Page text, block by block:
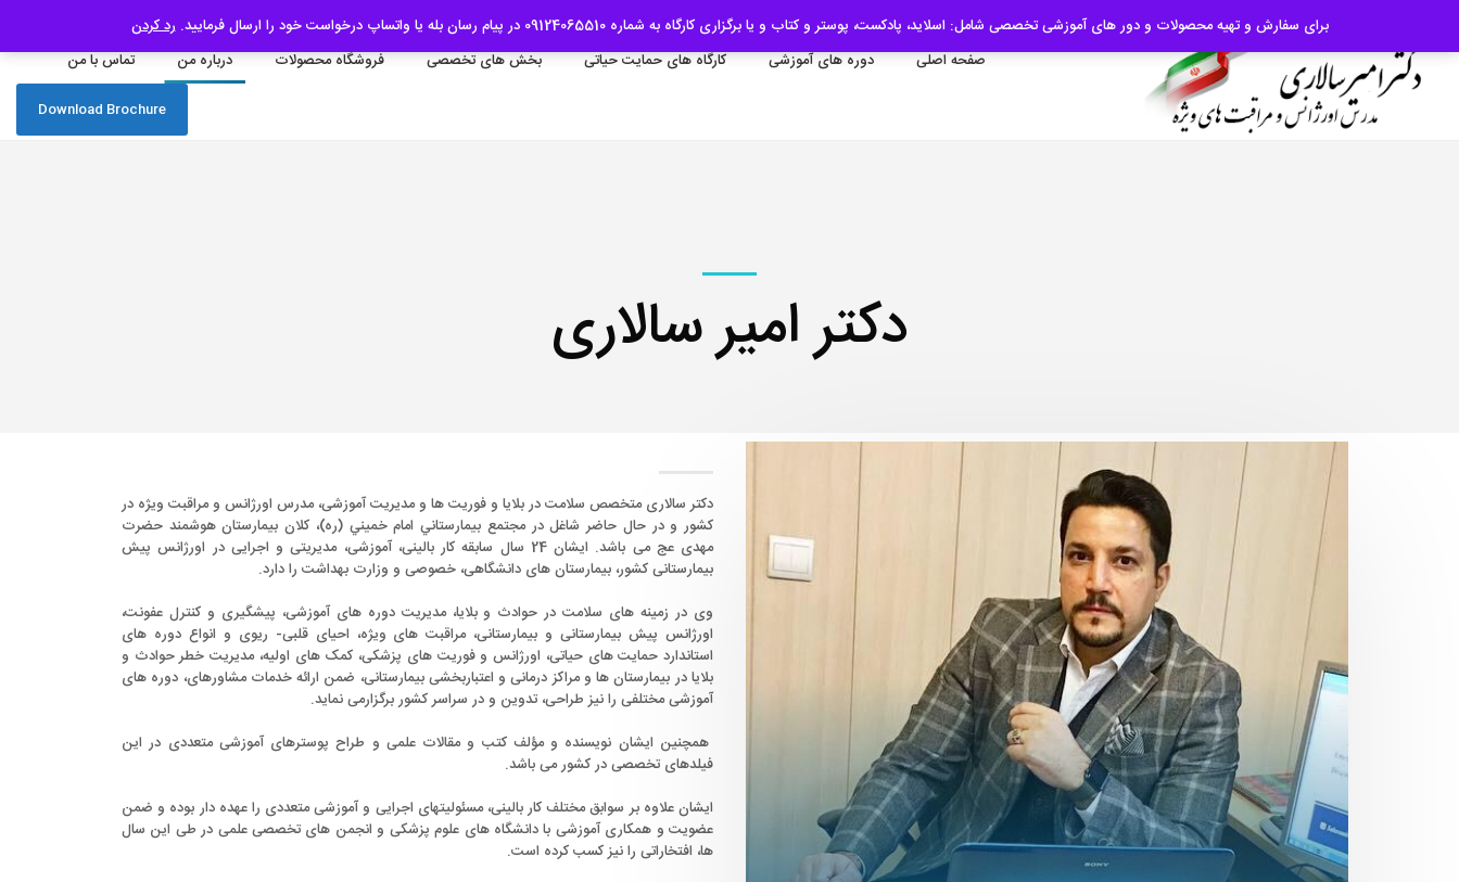
09124065510
صفحه اصلی دوره های آموزشی کارگاه های حمایت حیاتی بخش های تخصصی فروشگاه محصولات درباره من تماس با من
Download Brochure
دکتر امیر سالاری
دکتر سالاری متخصص سلامت در بلایا و فوریت ها و مدیریت آموزشی، مدرس اورژانس و مراقبت ویژه در
کشور و در حال حاضر شاغل در مجتمع بيمارستاني امام خميني (ره)، کلان بیمارستان هوشمند حضرت
مهدی عج می باشد. ایشان 24 سال سابقه کار بالینی، آموزشی، مدیریتی و اجرایی در اورژانس پیش
بیمارستانی کشور، بیمارستان های دانشگاهی، خصوصی و وزارت بهداشت را دارد.
وی در زمینه­ های سلامت در حوادث و بلایا، مدیریت دوره ­های آموزشی، پیشگیری و کنترل عفونت،
اورژانس پیش بیمارستانی و بیمارستانی، مراقبت های ویژه، احیای قلبی- ریوی و انواع دوره های
استاندارد حمایت های حیاتی، اورژانس و فوریت های پزشکی، کمک های اولیه، مدیریت خطر حوادث و
بلایا در بیمارستان ها و مراکز درمانی و اعتباربخشی بیمارستانی، ضمن ارائه خدمات مشاوره­ای، دوره ­های
آموزشی مختلفی را نیز طراحی، تدوین و در سراسر کشور برگزارمی نماید.
همچنین ایشان نویسنده و مؤلف کتب و مقالات علمی و طراح پوسترهای آموزشی متعددی در این
فیلدهای تخصصی در کشور می باشد.
ایشان علاوه بر سوابق مختلف کار بالینی، مسئولیت­های اجرایی و آموزشی متعددی را عهده دار بوده و ضمن
عضویت و همکاری آموزشی با دانشگاه های علوم پزشکی و انجمن های تخصصی علمی در طی این سال
ها، افتخاراتی را نیز کسب کرده است.
برای سفارش و تهیه محصولات و دور های آموزشی تخصصی شامل: اسلاید، پادکست، پوستر و کتاب و یا برگزاری کارگاه به شماره 09124065510 در پیام رسان بله یا واتساپ درخواست خود را ارسال فرمایید. رد کردن